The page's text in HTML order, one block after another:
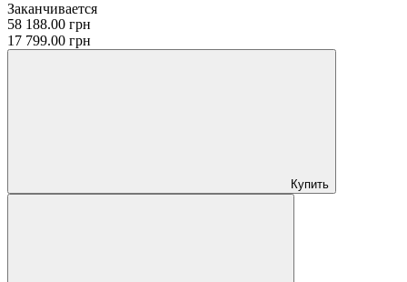
Заканчивается
58 188.00 грн
17 799.00 грн
Купить